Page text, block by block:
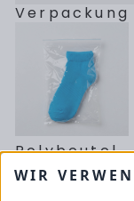
Verpackung
Polybeutel
€ 0,00 / Stück
WIR